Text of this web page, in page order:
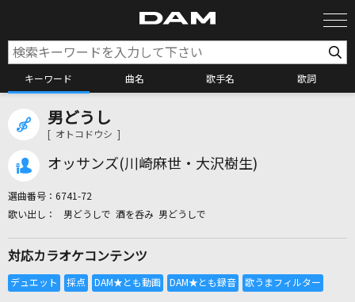
キーワード 曲名 歌手名 歌詞
全国りれき
男どうし
[ オトコドウシ ]
オッサンズ(川崎麻世・大沢樹生)
選曲番号： 6741-72
男どうしで 酒を呑み 男どうしで
対応カラオケコンテンツ